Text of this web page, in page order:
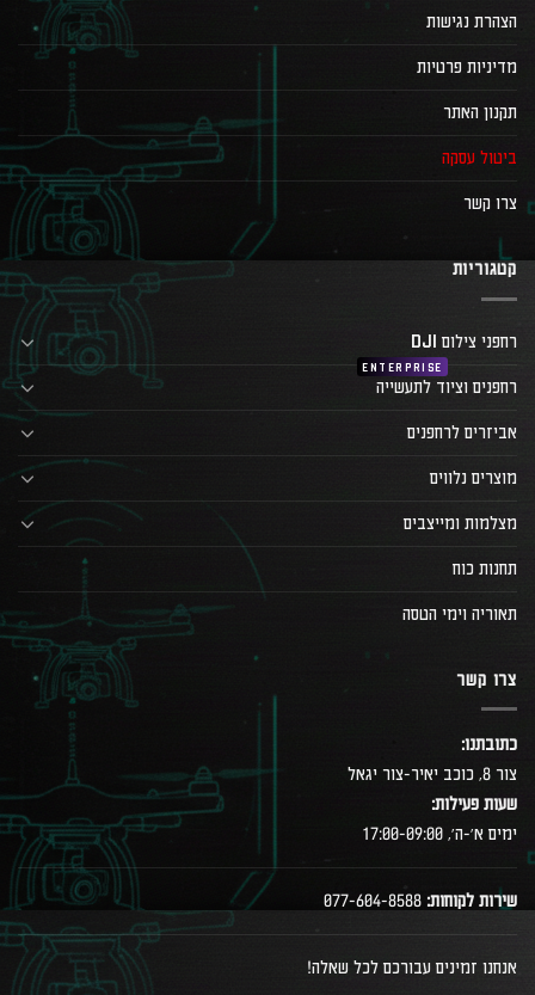
הצהרת נגישות
מדיניות פרטיות
תקנון האתר
ביטול עסקה
צרו קשר
קטגוריות
רחפני צילום DJI
רחפנים וציוד לתעשייה
אביזרים לרחפנים
מוצרים נלווים
מצלמות ומייצבים
תחנות כוח
תאוריה וימי הטסה
צרו קשר
כתובתנו:
צור 8, כוכב יאיר-צור יגאל
שעות פעילות:
ימים א׳-ה׳, 17:00-09:00
שירות לקוחות:
אנחנו זמינים עבורכם לכל שאלה!